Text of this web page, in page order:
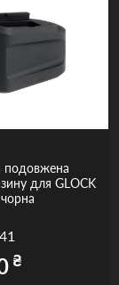
подовжена
для GLOCK
₴